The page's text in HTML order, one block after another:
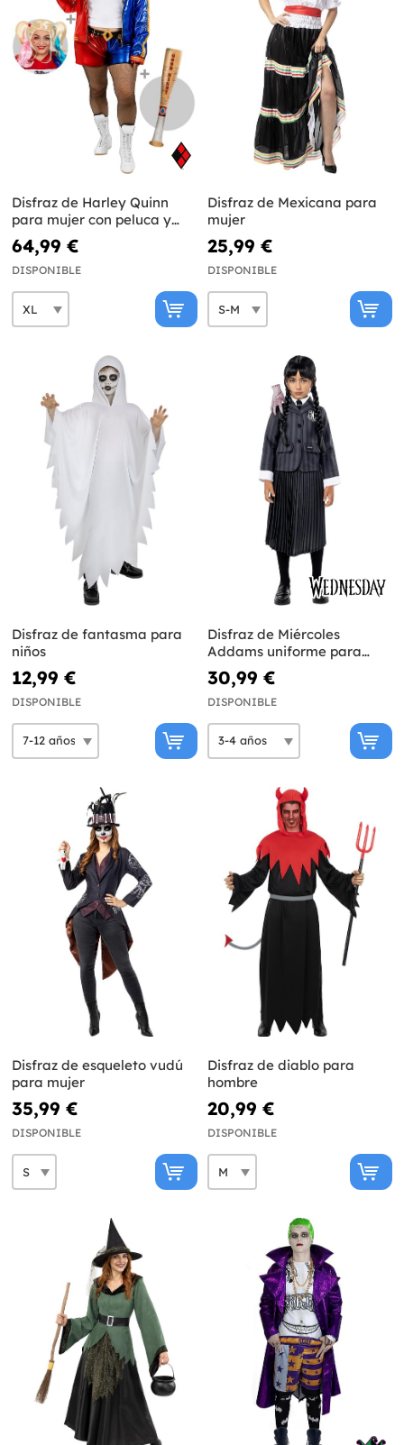
Disfraz de Harley Quinn
para mujer con peluca y
bate hinchable talla grande
- Escuadrón Suicida
64,99 €
DISPONIBLE
Disfraz de Mexicana para
mujer
25,99 €
DISPONIBLE
Disfraz de fantasma para
niños
12,99 €
DISPONIBLE
Disfraz de Miércoles
Addams uniforme para
niña - Wednesday Oficial
Netflix
30,99 €
DISPONIBLE
Disfraz de esqueleto vudú
para mujer
35,99 €
DISPONIBLE
Disfraz de diablo para
hombre
20,99 €
DISPONIBLE